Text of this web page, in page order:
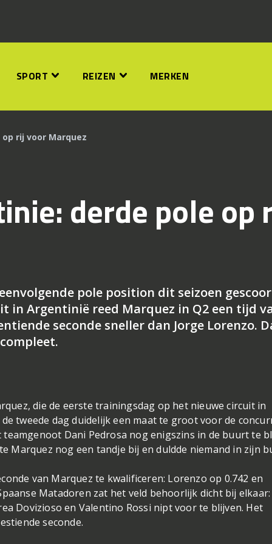
SPORT REIZEN MERKEN
rij voor Marquez
derde pole op
pole position dit seizoen
in Argentinië reed Marquez in Q2 een tijd
seconde sneller dan Jorge Lorenzo.
die de eerste trainingsdag op het nieuwe circuit in
tweede dag duidelijk een maat te groot voor de
Dani Pedrosa nog enigszins in de buurt te
Marquez nog een tandje bij en duldde niemand in zijn
van Marquez te kwalificeren: Lorenzo op 0.742 en
Matadoren zat het veld behoorlijk dicht bij
Dovizioso en Valentino Rossi nipt voor te blijven. Het
seconde.